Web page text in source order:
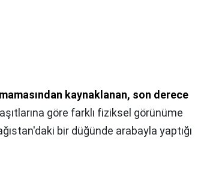
kaynaklanan, son derece
göre farklı fiziksel görünüme
bir düğünde arabayla yaptığı